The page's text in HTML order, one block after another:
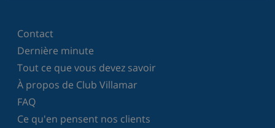
Contact
Dernière minute
Tout ce que vous devez savoir
À propos de Club Villamar
FAQ
Ce qu'en pensent nos clients